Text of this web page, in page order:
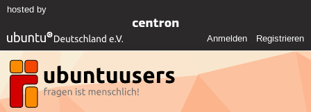
hosted by
Anmelden Registrieren